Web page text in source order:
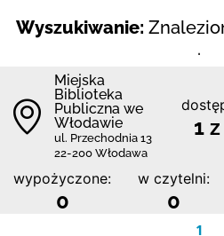
Wyszukiwanie:
.
Miejska
Biblioteka
Publiczna we
Włodawie
ul. Przechodnia 13
22-200 Włodawa
1
wypożyczone:
0
w czytelni:
0
1